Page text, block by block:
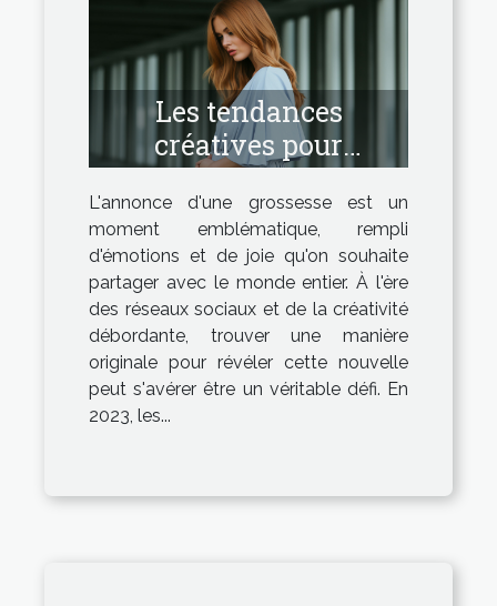
Les tendances
créatives pour
annoncer une
grossesse en 2023
L'annonce d'une grossesse est un
moment emblématique, rempli
d'émotions et de joie qu'on souhaite
partager avec le monde entier. À l'ère
des réseaux sociaux et de la créativité
débordante, trouver une manière
originale pour révéler cette nouvelle
peut s'avérer être un véritable défi. En
2023, les...